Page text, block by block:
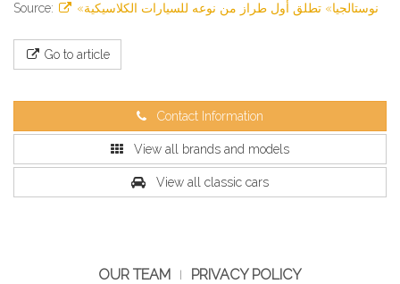
Source: «نوستالجيا» تطلق أول طراز من نوعه للسيارات الكلاسيكية
Go to article
Contact Information
View all brands and models
View all classic cars
OUR TEAM PRIVACY POLICY